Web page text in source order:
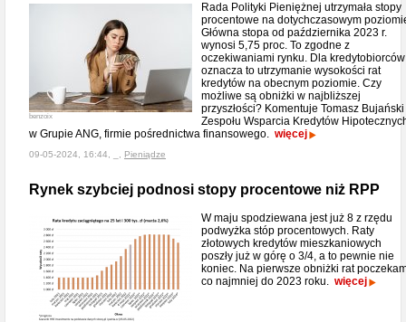
benzoix
Rada Polityki Pieniężnej utrzymała stopy
procentowe na dotychczasowym
Główna stopa od października 2023 r.
wynosi 5,75 proc. To zgodne z
oczekiwaniami rynku. Dla kredytobiorców
oznacza to utrzymanie wysokości rat
kredytów na obecnym poziomie. Czy
możliwe są obniżki w najbliższej
przyszłości? Komentuje Tomasz Bujański
Zespołu Wsparcia Kredytów
w Grupie ANG, firmie pośrednictwa finansowego. więcej
09-05-2024, 16:44, _, Pieniądze
Rynek szybciej podnosi stopy procentowe niż RPP
W maju spodziewana jest już 8 z rzędu
podwyżka stóp procentowych. Raty
złotowych kredytów mieszkaniowych
poszły już w górę o 3/4, a to pewnie nie
koniec. Na pierwsze obniżki rat
co najmniej do 2023 roku. więcej